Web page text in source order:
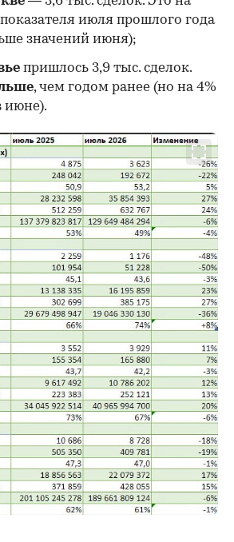
/ 00:00
показателя июля прошлого года
значений июня);
пришлось 3,9 тыс. сделок.
, чем годом ранее (но на 4%
июне).